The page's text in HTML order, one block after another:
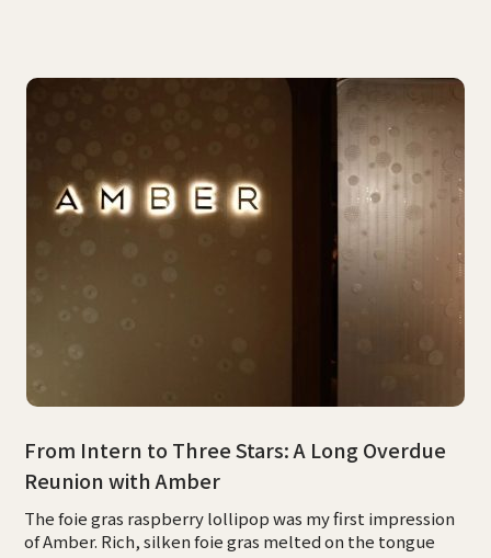
From Intern to Three Stars: A Long Overdue
Reunion with Amber
The foie gras raspberry lollipop was my first impression
of Amber. Rich, silken foie gras melted on the tongue